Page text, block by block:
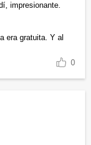
impresionante.
era gratuita. Y al
0